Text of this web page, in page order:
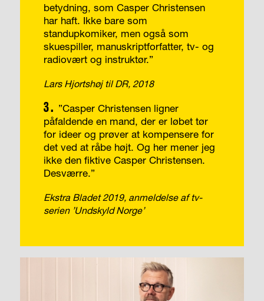
betydning, som Casper Christensen
har haft. Ikke bare som
standupkomiker, men også som
skuespiller, manuskriptforfatter, tv- og
radiovært og instruktør.”
Lars Hjortshøj til DR, 2018
3. ”Casper Christensen ligner
påfaldende en mand, der er løbet tør
for ideer og prøver at kompensere for
det ved at råbe højt. Og her mener jeg
ikke den fiktive Casper Christensen.
Desværre.”
Ekstra Bladet 2019, anmeldelse af tv-
serien ’Undskyld Norge’